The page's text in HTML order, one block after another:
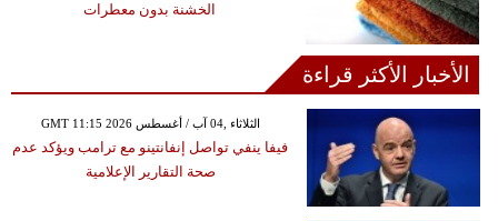
الخشنة بدون معطرات
الأخبار الأكثر قراءة
GMT 11:15 2026 الثلاثاء ,04 آب / أغسطس
فيفا ينفي تواصل إنفانتينو مع ترامب ويؤكد عدم
صحة التقارير الإعلامية